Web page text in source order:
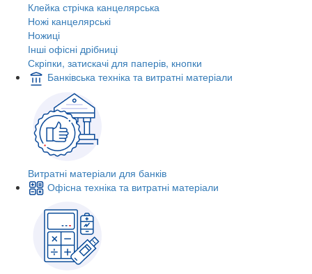
Клейка стрічка канцелярська
Ножі канцелярські
Ножиці
Інші офісні дрібниці
Скріпки, затискачі для паперів, кнопки
Банківська техніка та витратні матеріали
Витратні матеріали для банків
Офісна техніка та витратні матеріали